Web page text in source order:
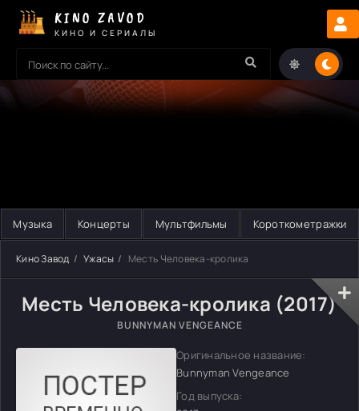
KINO ZAVOD
КИНО И СЕРИАЛЫ
Музыка Концерты Мультфильмы Короткометражки
Кино Завод Ужасы Месть Человека-кролика
Месть Человека-кролика (2017)
BUNNYMAN VENGEANCE
Оригинальное название:
Bunnyman Vengeance
Год выпуска: